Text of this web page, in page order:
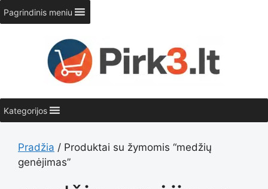
Pereiti
prie
turinio
Pagrindinis meniu
Kategorijos
Pradžia / Produktai su žymomis “medžių
genėjimas”